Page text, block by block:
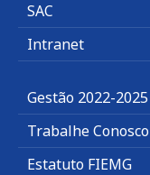
SAC
Intranet
Gestão 2022-2025
Trabalhe Conosco
Estatuto FIEMG